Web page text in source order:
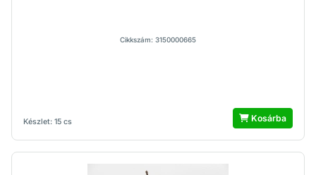
Készlet: 15 cs
Cikkszám: 3150000665
Kosárba